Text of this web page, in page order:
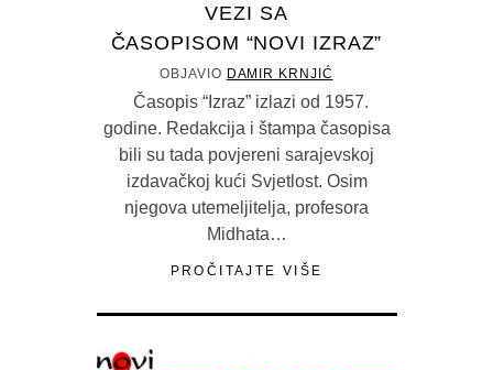
VEZI SA
ČASOPISOM “NOVI IZRAZ”
OBJAVIO DAMIR KRNJIĆ
Časopis “Izraz” izlazi od 1957.
godine. Redakcija i štampa časopisa
bili su tada povjereni sarajevskoj
izdavačkoj kući Svjetlost. Osim
njegova utemeljitelja, profesora
Midhata…
PROČITAJTE VIŠE